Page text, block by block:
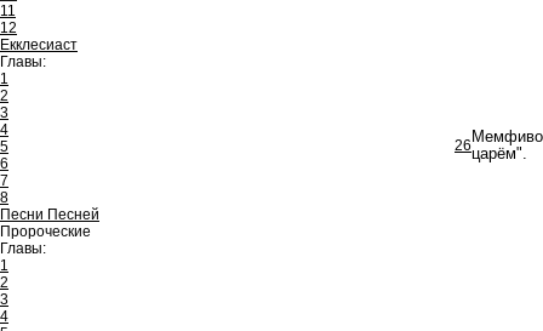
11
12
Екклесиаст
Главы:
1
2
3
4
5
6
7
8
Песни Песней
Пророческие
Главы:
1
2
3
4
26царём".